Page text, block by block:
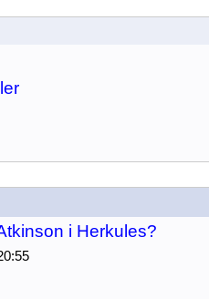
i Herkules?